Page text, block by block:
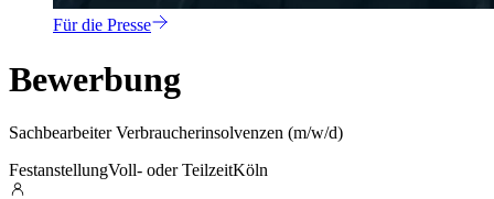
Für die Presse
Bewerbung
Sachbearbeiter Verbraucherinsolvenzen (m/w/d)
FestanstellungVoll- oder TeilzeitKöln